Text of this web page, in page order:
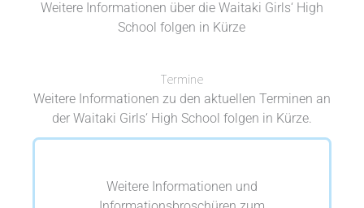
Weitere Informationen über die Waitaki Girls‘ High
School folgen in Kürze
Termine
Weitere Informationen zu den aktuellen Terminen an
der Waitaki Girls‘ High School folgen in Kürze.
Weitere Informationen und